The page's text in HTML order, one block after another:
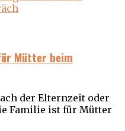
Mütter beim
der Elternzeit oder
Familie ist für Mütter